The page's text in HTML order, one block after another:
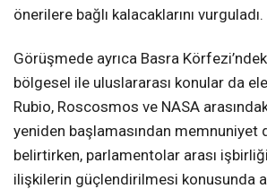
önerilere bağlı kalacaklarını vurguladı.
Görüşmede ayrıca Basra
bölgesel ile uluslararası konular da ele
Rubio, Roscosmos ve NASA
yeniden başlamasından memnuniyet
belirtirken, parlamentolar arası
ilişkilerin güçlendirilmesi konusunda